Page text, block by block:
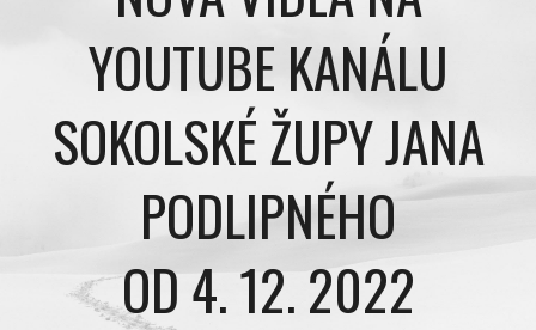
YOUTUBE KANÁLU
SOKOLSKÉ ŽUPY JANA
PODLIPNÉHO
OD 4. 12. 2022